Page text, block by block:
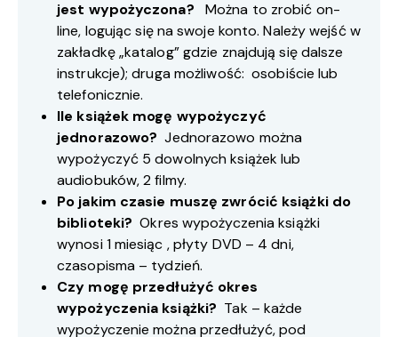
jest wypożyczona?
Można to zrobić on-
line, logując się na swoje konto. Należy wejść w
zakładkę „katalog” gdzie znajdują się dalsze
instrukcje); druga możliwość: osobiście lub
telefonicznie.
Ile książek mogę wypożyczyć
jednorazowo?Jednorazowo można
wypożyczyć 5 dowolnych książek lub
audiobuków, 2 filmy.
Po jakim czasie muszę zwrócić książki do
biblioteki? Okres wypożyczenia książki
wynosi 1 miesiąc , płyty DVD – 4 dni,
czasopisma – tydzień.
Czy mogę przedłużyć okres
wypożyczenia książki? Tak – każde
wypożyczenie można przedłużyć, pod